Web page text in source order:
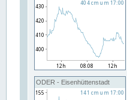
ODER - Eisenhüttenstadt